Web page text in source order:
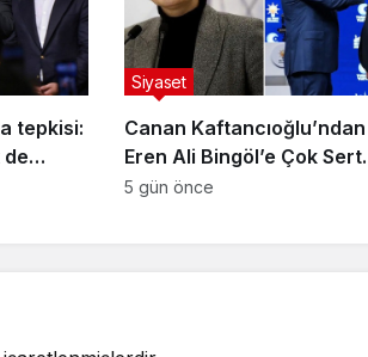
tepkisi:
de
Canan Kaftancıoğlu’ndan
Eren Ali Bingöl’e Çok Sert
Tepki: “Bu Karede Bir
Siyaset
5 gün önce